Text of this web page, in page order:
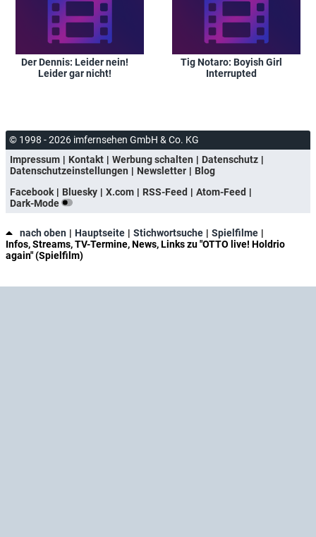
Der Dennis: Leider nein!
Leider gar nicht!
Tig Notaro: Boyish Girl
Interrupted
© 1998 - 2026 imfernsehen GmbH & Co. KG
Impressum
Kontakt Werbung schalten
Datenschutz
Datenschutzeinstellungen
Newsletter
Blog
Facebook
Bluesky X.com RSS-Feed
Atom-Feed
Dark-Mode
nach oben Hauptseite Stichwortsuche
Spielfilme
Infos, Streams, TV-Termine, News, Links zu "OTTO live! Holdrio
again" (Spielfilm)